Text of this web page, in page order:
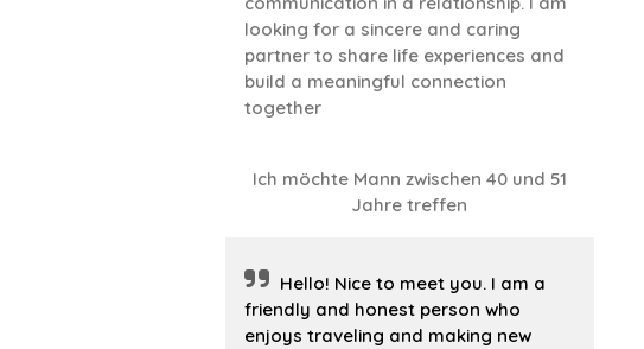
looking for a sincere and caring
partner to share life experiences and
build a meaningful connection
together
Ich möchte Mann zwischen 40 und 51
Jahre treffen
Hello! Nice to meet you. I am a
friendly and honest person who
enjoys traveling and making new